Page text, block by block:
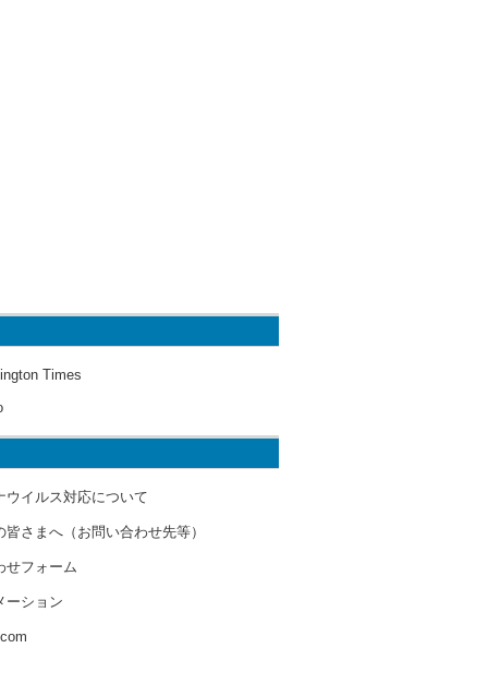
Times
ウイルス対応について
皆さまへ（お問い合わせ先等）
せフォーム
ーション